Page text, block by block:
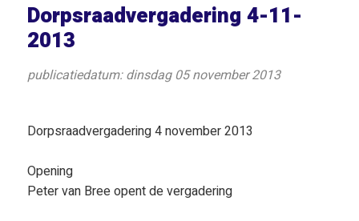
Dorpsraadvergadering 4-11-
2013
publicatiedatum: dinsdag 05 november 2013
Dorpsraadvergadering 4 november 2013
Opening
Peter van Bree opent de vergadering